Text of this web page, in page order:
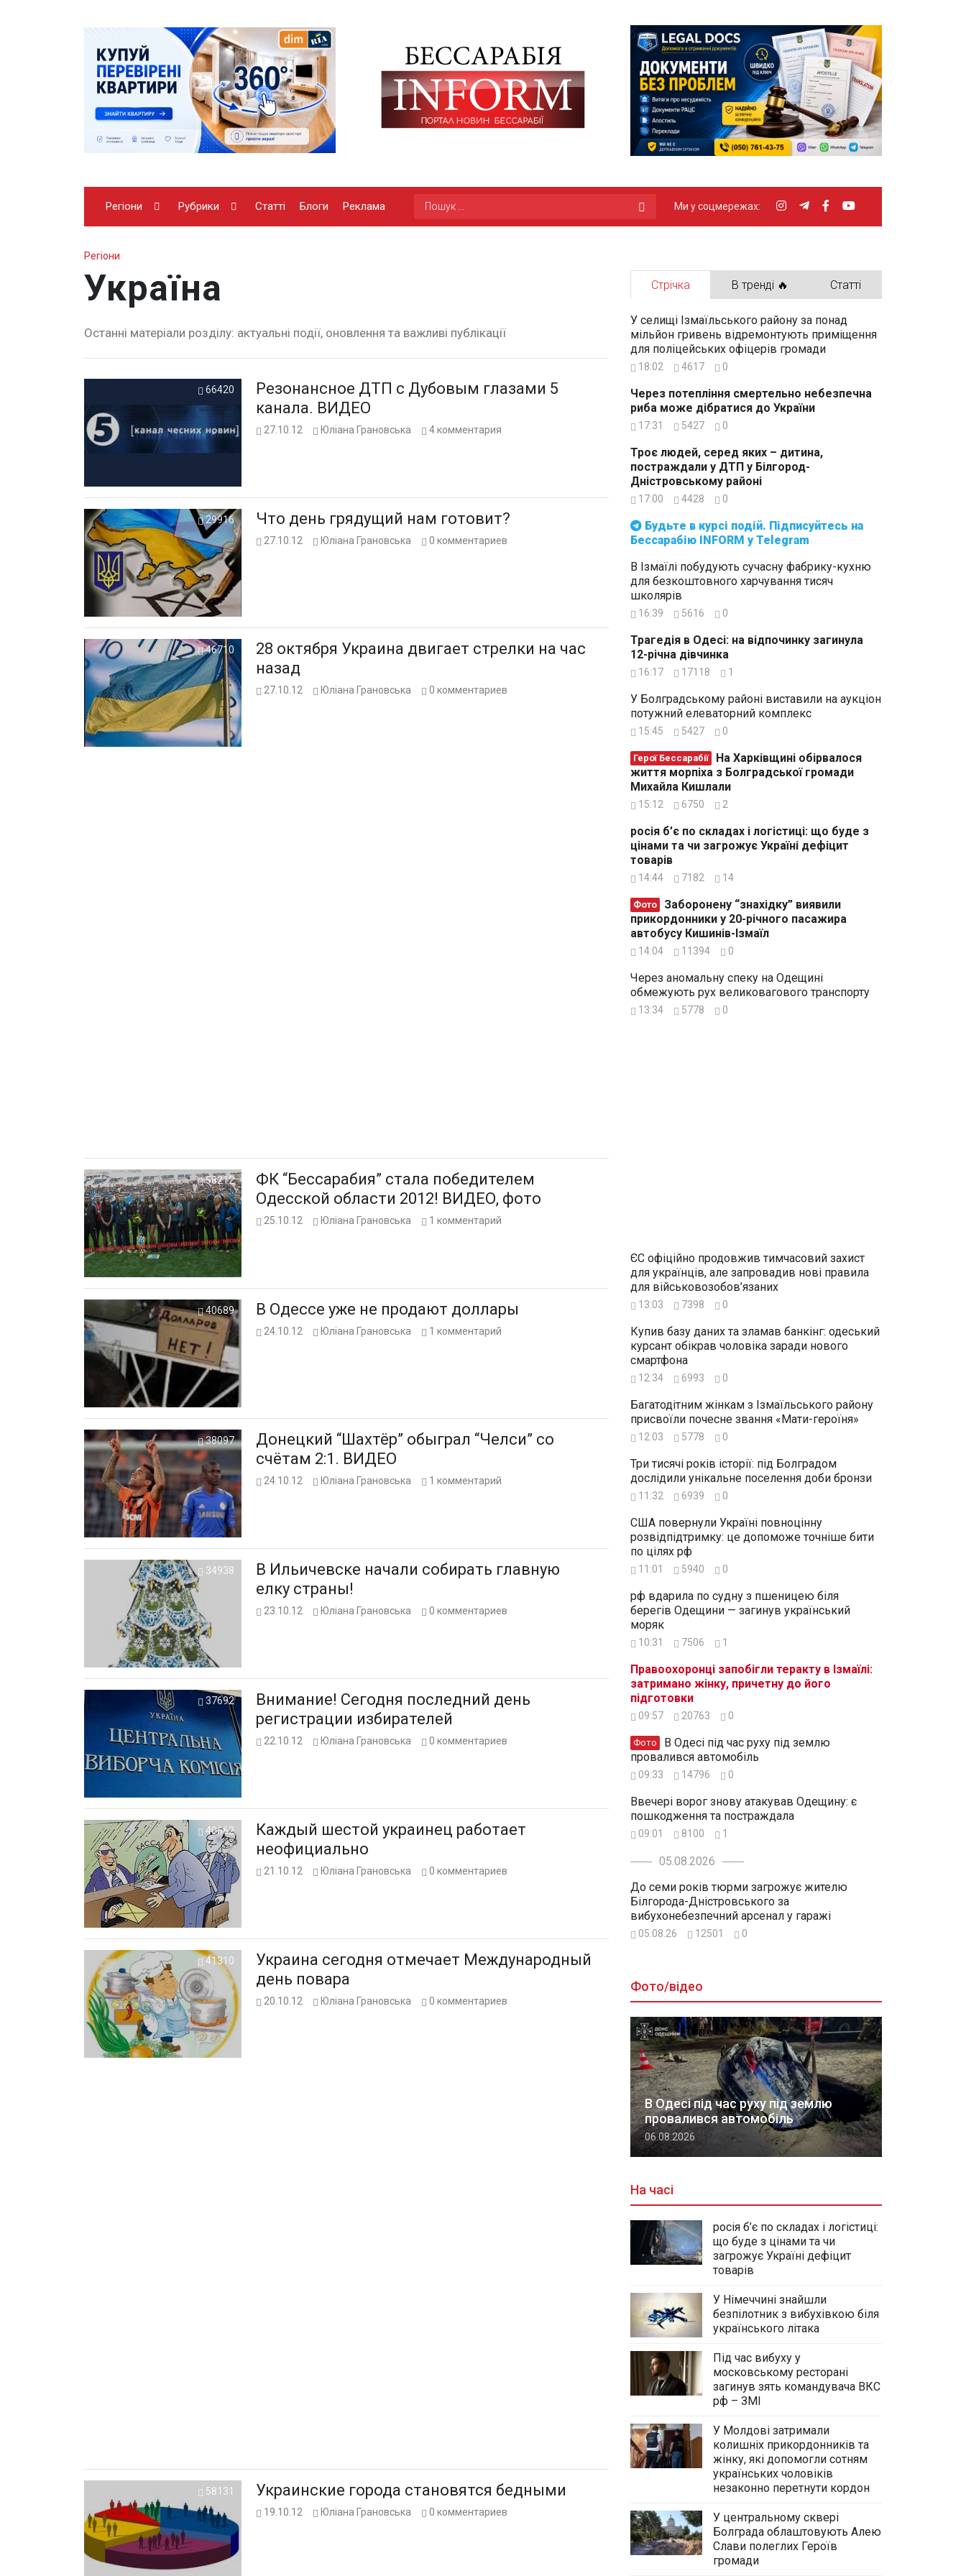
Регіони Рубрики Статті Блоги Реклама Ми у соцмережах:
Регіони
Україна
Останні матеріали розділу: актуальні події, оновлення та важливі публікації
66420
Резонансное ДТП с Дубовым глазами 5
канала. ВИДЕО
27.10.12 Юліана Грановська 4комментария
29916 Что день грядущий нам готовит?
27.10.12 Юліана Грановська 0 комментариев
46710
28 октября Украина двигает стрелки на час
назад
27.10.12 Юліана Грановська 0 комментариев
58212
ФК “Бессарабия” стала победителем
Одесской области 2012! ВИДЕО, фото
25.10.12 Юліана Грановська 1 комментарий
40689 В Одессе уже не продают доллары
24.10.12 Юліана Грановська 1 комментарий
38097
Донецкий “Шахтёр” обыграл “Челси” со
счётам 2:1. ВИДЕО
24.10.12 Юліана Грановська 1 комментарий
34938
В Ильичевске начали собирать главную
елку страны!
23.10.12 Юліана Грановська 0 комментариев
37692
Внимание! Сегодня последний день
регистрации избирателей
22.10.12 Юліана Грановська 0 комментариев
40662
Каждый шестой украинец работает
неофициально
21.10.12 Юліана Грановська 0 комментариев
41310
Украина сегодня отмечает Международный
день повара
20.10.12 Юліана Грановська 0 комментариев
58131 Украинские города становятся бедными
19.10.12 Юліана Грановська 0 комментариев
Стрічка В тренді 🔥 Статті
Бессарабію INFORM у Telegram
У селищі Ізмаїльського району за понад
мільйон гривень відремонтують приміщення
для поліцейських офіцерів громади
18:02 4617 0
Через потепління смертельно небезпечна
риба може дібратися до України
17:31 5427 0
Троє людей, серед яких – дитина,
постраждали у ДТП у Білгород-
Дністровському районі
17:00 4428 0
В Ізмаїлі побудують сучасну фабрику-кухню
для безкоштовного харчування тисяч
школярів
16:39 5616 0
Трагедія в Одесі: на відпочинку загинула
12-річна дівчинка
16:17 17118 1
У Болградському районі виставили на аукціон
потужний елеваторний комплекс
15:45 5427 0
Герої Бессарабії
життя морпіха з Болградської громади
Михайла Кишлали
15:12 6750 2
росія б’є по складах і логістиці: що буде з
цінами та чи загрожує Україні дефіцит
товарів
14:44 7182 14
Фото
прикордонники у 20-річного пасажира
автобусу Кишинів-Ізмаїл
14:04 11394 0
Через аномальну спеку на Одещині
обмежують рух великовагового транспорту
13:34 5778 0
ЄС офіційно продовжив тимчасовий захист
для українців, але запровадив нові правила
для військовозобов’язаних
13:03 7398 0
Купив базу даних та зламав банкінг: одеський
курсант обікрав чоловіка заради нового
смартфона
12:34 6993 0
Багатодітним жінкам з Ізмаїльського району
присвоїли почесне звання «Мати-героїня»
12:03 5778 0
Три тисячі років історії: під Болградом
дослідили унікальне поселення доби бронзи
11:32 6939 0
США повернули Україні повноцінну
розвідпідтримку: це допоможе точніше бити
по цілях рф
11:01 5940 0
рф вдарила по судну з пшеницею біля
берегів Одещини — загинув український
моряк
10:31 7506 1
Правоохоронці запобігли теракту в Ізмаїлі:
затримано жінку, причетну до його
підготовки
09:57 20763 0
Фото
провалився автомобіль
09:33 14796 0
Ввечері ворог знову атакував Одещину: є
пошкодження та постраждала
09:01 8100 1
05.08.2026
До семи років тюрми загрожує жителю
Білгорода-Дністровського за
вибухонебезпечний арсенал у гаражі
05.08.26 12501 0
Фото/відео
В Одесі під час руху під землю
провалився автомобіль
06.08.2026
На часі
росія б’є по складах і логістиці:
що буде з цінами та чи
загрожує Україні дефіцит
товарів
У Німеччині знайшли
безпілотник з вибухівкою біля
українського літака
Під час вибуху у
московському ресторані
загинув зять командувача ВКС
рф – ЗМІ
У Молдові затримали
колишніх прикордонників та
жінку, які допомогли сотням
українських чоловіків
незаконно перетнути кордон
У центральному сквері
Болграда облаштовують Алею
Слави полеглих Героїв
громади